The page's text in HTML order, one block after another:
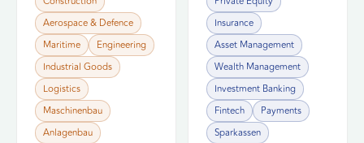
Aerospace & Defence
Maritime
Engineering
Industrial Goods
Logistics
Maschinenbau
Anlagenbau
Spezial-Beratungen mit
dokumentiertem Track
Record in
Industrie
—
kuratiert vom WLA-
Netzwerk.
Berater
finden
→
17
TAGS
Insurance
Asset Management
Wealth Management
Investment Banking
Fintech
Payments
Sparkassen
Spezial-Beratungen mit
dokumentiertem Track
Record in
Financial
Services
— kuratiert
vom WLA-Netzwerk.
Berater
→
13
TAGS